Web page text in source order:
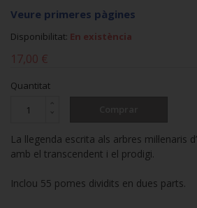
Veure primeres pàgines
Disponibilitat: En existència
17,00 €
Quantitat
La llegenda escrita als arbres mil·lenaris
amb el transcendent i el prodigi.
Inclou 55 pomes dividits en dues parts.